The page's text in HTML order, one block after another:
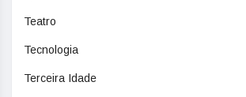
Teatro
Tecnologia
Terceira Idade